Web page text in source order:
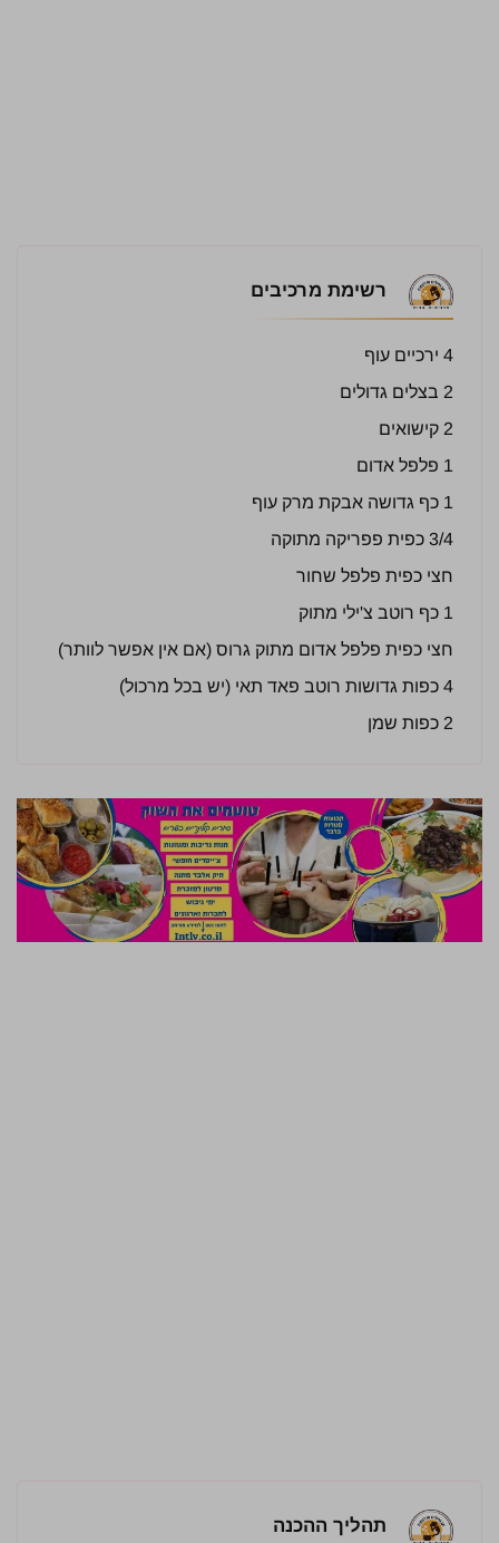
רשימת מרכיבים
4 ירכיים עוף
2 בצלים גדולים
2 קישואים
1 פלפל אדום
1 כף גדושה אבקת מרק עוף
3/4 כפית פפריקה מתוקה
חצי כפית פלפל שחור
1 כף רוטב צ'ילי מתוק
חצי כפית פלפל אדום מתוק גרוס (אם אין אפשר לוותר)
4 כפות גדושות רוטב פאד תאי (יש בכל מרכול)
2 כפות שמן
תהליך ההכנה